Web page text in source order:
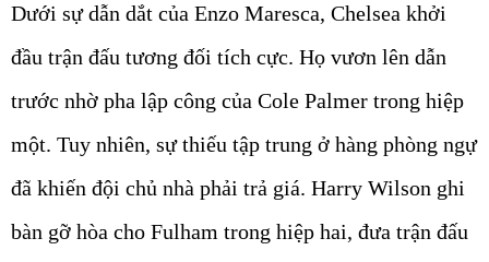
Dưới sự dẫn dắt của Enzo Maresca, Chelsea khởi
đầu trận đấu tương đối tích cực. Họ vươn lên dẫn
trước nhờ pha lập công của Cole Palmer trong hiệp
một. Tuy nhiên, sự thiếu tập trung ở hàng phòng ngự
đã khiến đội chủ nhà phải trả giá. Harry Wilson ghi
bàn gỡ hòa cho Fulham trong hiệp hai, đưa trận đấu